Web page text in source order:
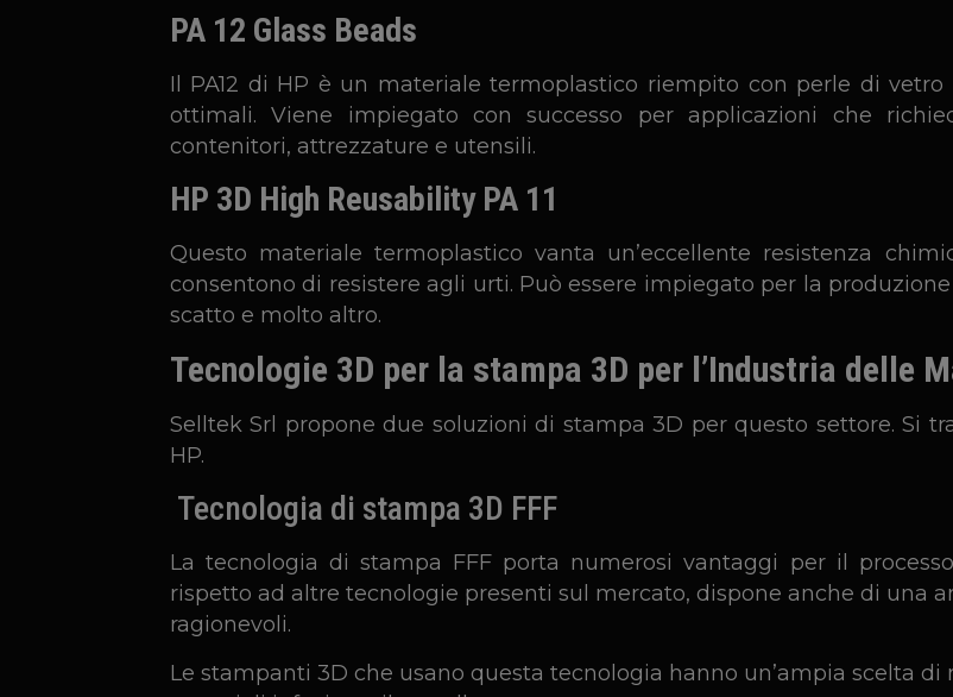
PA 12 Glass Beads
Il PA12 di HP è un materiale termoplastico riempito con perle di
ottimali. Viene impiegato con successo per applicazioni che
contenitori, attrezzature e utensili.
HP 3D High Reusability PA 11
Questo materiale termoplastico vanta un’eccellente resistenza
consentono di resistere agli urti. Può essere impiegato per la
scatto e molto altro.
Tecnologie 3D per la stampa 3D per l’Industria delle
Selltek Srl propone due soluzioni di stampa 3D per questo settore. Si
HP.
Tecnologia di stampa 3D FFF
La tecnologia di stampa FFF porta numerosi vantaggi per il
rispetto ad altre tecnologie presenti sul mercato, dispone anche di una
ragionevoli.
Le stampanti 3D che usano questa tecnologia hanno un’ampia scelta